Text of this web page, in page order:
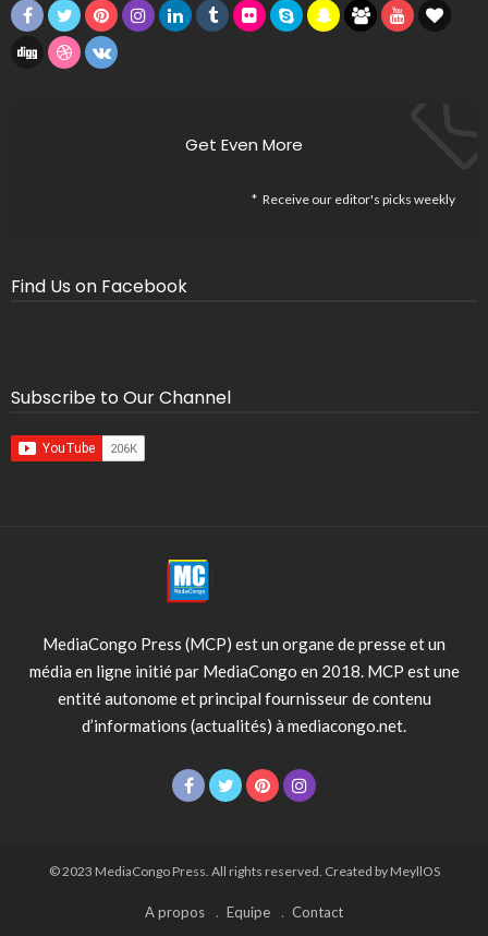
Get Even More
Receive our editor's picks weekly
Find Us on Facebook
Subscribe to Our Channel
MediaCongo Press (MCP) est un organe de presse et un
média en ligne initié par MediaCongo en 2018. MCP est une
entité autonome et principal fournisseur de contenu
d’informations (actualités) à mediacongo.net.
© 2023 MediaCongo Press. All rights reserved. Created by MeyllOS
A propos Equipe Contact